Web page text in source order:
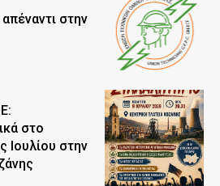
στην
στο
Ιουλίου στην